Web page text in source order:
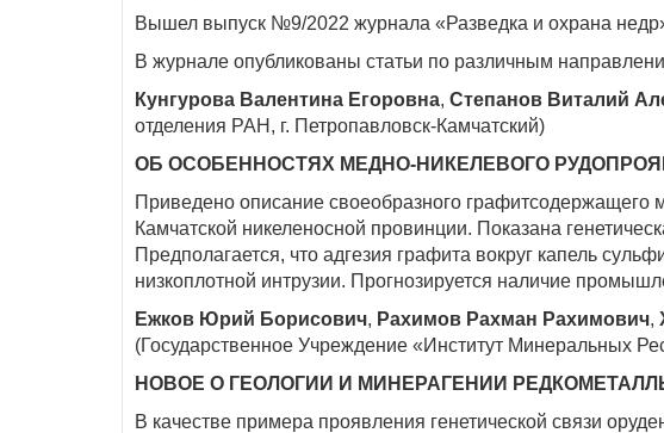
Вышел выпуск №9/2022 журнала «Разведка и охрана
В журнале опубликованы статьи по различным
Кунгурова Валентина Егоровна, Степанов Виталий
отделения РАН, г. Петропавловск-Камчатский)
ОБ ОСОБЕННОСТЯХ МЕДНО-НИКЕЛЕВОГО
Приведено описание своеобразного графитсодержащего
Камчатской никеленосной провинции. Показана
Предполагается, что адгезия графита вокруг капель
низкоплотной интрузии. Прогнозируется наличие
Ежков Юрий Борисович, Рахимов Рахман Рахимович,
(Государственное Учреждение «Институт Минеральных
НОВОЕ О ГЕОЛОГИИ И МИНЕРАГЕНИИ
В качестве примера проявления генетической связи